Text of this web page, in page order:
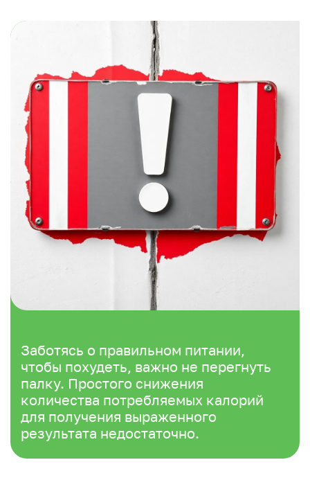
Заботясь о правильном питании,
чтобы похудеть, важно не перегнуть
палку. Простого снижения
количества потребляемых калорий
для получения выраженного
результата недостаточно.